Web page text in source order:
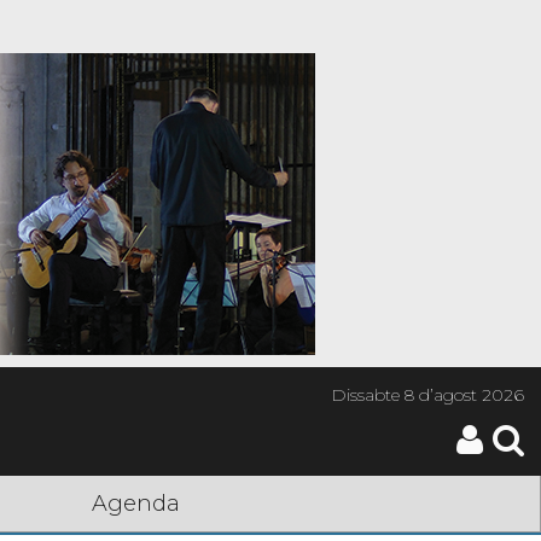
Dissabte8 d’agost 2026
Agenda